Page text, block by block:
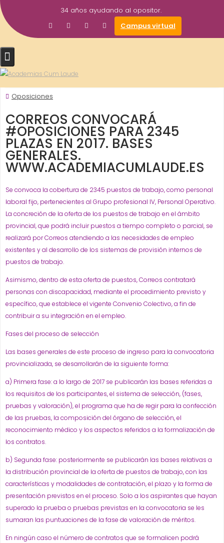
Saltar
al
contenido
34 años ayudando al opositor.
Campus virtual
29 academiacumlaudeoposiciones
Correos,Estado - Nacionales
Oposiciones
CORREOS CONVOCARÁ
#OPOSICIONES PARA 2345
PLAZAS EN 2017. BASES
GENERALES.
WWW.ACADEMIACUMLAUDE.ES
Se convoca la cobertura de 2345 puestos de trabajo, como personal
laboral fijo, pertenecientes al Grupo profesional IV, Personal Operativo.
La concreción de la oferta de los puestos de trabajo en el ámbito
provincial, que podrá incluir puestos a tiempo completo o parcial, se
realizará por Correos atendiendo a las necesidades de empleo
existentes y al desarrollo de los sistemas de provisión internos de
puestos de trabajo.
Asimismo, dentro de esta oferta de puestos, Correos contratará
personas con discapacidad, mediante el procedimiento previsto y
específico, que establece el vigente Convenio Colectivo, a fin de
contribuir a su integración en el empleo.
Fases del proceso de selección
Las bases generales de este proceso de ingreso para la convocatoria
provincializada, se desarrollarán de la siguiente forma:
a) Primera fase: a lo largo de 2017 se publicarán las bases referidas a
los requisitos de los participantes, el sistema de selección, (fases,
pruebas y valoración), el programa que ha de regir para la confección
de las pruebas, la composición del órgano de selección, el
reconocimiento médico y los aspectos referidos a la formalización de
los contratos.
b) Segunda fase: posteriormente se publicarán las bases relativas a
la distribución provincial de la oferta de puestos de trabajo, con las
características y modalidades de contratación, el plazo y la forma de
presentación previstos en el proceso. Solo a los aspirantes que hayan
superado la prueba o pruebas previstas en la convocatoria se les
sumaran las puntuaciones de la fase de valoración de méritos.
En ningún caso el número de contratos que se formalicen podrá